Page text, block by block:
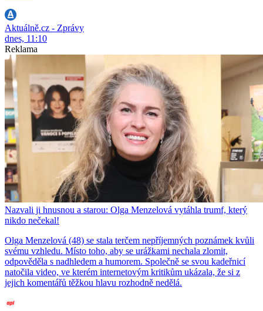
Aktuálně.cz - Zprávy
dnes, 11:10
Reklama
Nazvali ji hnusnou a starou: Olga Menzelová vytáhla trumf, který
nikdo nečekal!
Olga Menzelová (48) se stala terčem nepříjemných poznámek kvůli
svému vzhledu. Místo toho, aby se urážkami nechala zlomit,
odpověděla s nadhledem a humorem. Společně se svou kadeřnicí
natočila video, ve kterém internetovým kritikům ukázala, že si z
jejich komentářů těžkou hlavu rozhodně nedělá.